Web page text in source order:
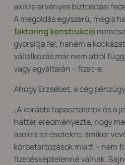
akikre érvényes biztosítási
A megoldás egyszerű, mégis
faktoring konstrukció
gyorsítja fel, hanem a
vállalkozás már nem attól
vagy egyáltalán – fizet-e.
Ahogy Erzsébet, a cég
„A korábbi tapasztalatok és a
háttér eredményezte, hogy
azokra az esetekre, amikor
körbetartozások miatt – nem
fizetésképtelenné válnak.